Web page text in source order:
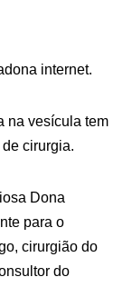
internet.
na vesícula tem
cirurgia.
Dona
para o
cirurgião do
do